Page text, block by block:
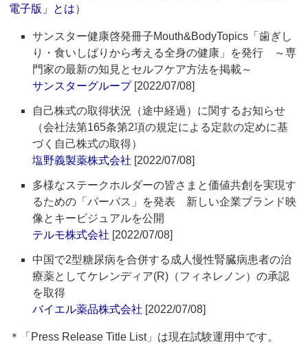
電子版」とは）
サンスター健康啓発冊子Mouth&BodyTopics「歯ぎし
り・食いしばりから考える全身の健康」を発行 ～専
門家の最新の知見とセルフケア方法を掲載～
サンスターグループ[2022/07/08]
自己株式の取得状況（途中経過）に関するお知らせ
（会社法第165条第2項の規定による定款の定めに基
づく自己株式の取得）
塩野義製薬株式会社 [2022/07/08]
多様なステークホルダーの皆さまと価値共創を実現す
るための「パーパス」を発表 新しい企業ブランド映
像とキービジュアルを公開
テルモ株式会社 [2022/07/08]
中国で2型糖尿病を合併する成人慢性腎臓病患者の治
療薬としてケレンディア(R)（フィネレノン）の承認
を取得
バイエル薬品株式会社 [2022/07/08]
＊「Press Release Title List」は現在試験運用中です。